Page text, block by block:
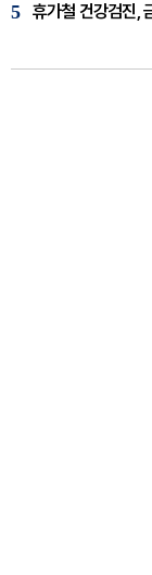
5 휴가철 건강검진,